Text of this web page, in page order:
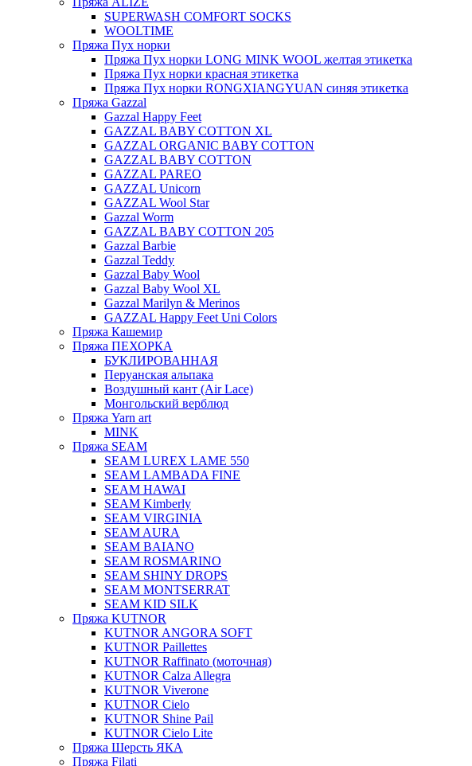
SUPERWASH COMFORT SOCKS
WOOLTIME
Пряжа Пух норки
Пряжа Пух норки LONG MINK WOOL желтая этикетка
Пряжа Пух норки красная этикетка
Пряжа Пух норки RONGXIANGYUAN синяя этикетка
Пряжа Gazzal
Gazzal Happy Feet
GAZZAL BABY COTTON XL
GAZZAL ORGANIC BABY COTTON
GAZZAL BABY COTTON
GAZZAL PAREO
GAZZAL Unicorn
GAZZAL Wool Star
Gazzal Worm
GAZZAL BABY COTTON 205
Gazzal Barbie
Gazzal Teddy
Gazzal Baby Wool
Gazzal Baby Wool XL
Gazzal Marilyn & Merinos
GAZZAL Happy Feet Uni Colors
Пряжа Кашемир
Пряжа ПЕХОРКА
БУКЛИРОВАННАЯ
Перуанская альпака
Воздушный кант (Air Lace)
Монгольский верблюд
Пряжа Yarn art
MINK
Пряжа SEAM
SEAM LUREX LAME 550
SEAM LAMBADA FINE
SEAM HAWAI
SEAM Kimberly
SEAM VIRGINIA
SEAM AURA
SEAM BAIANO
SEAM ROSMARINO
SEAM SHINY DROPS
SEAM MONTSERRAT
SEAM KID SILK
Пряжа KUTNOR
KUTNOR ANGORA SOFT
KUTNOR Paillettes
KUTNOR Raffinato (моточная)
KUTNOR Calza Allegra
KUTNOR Viverone
KUTNOR Cielo
KUTNOR Shine Pail
KUTNOR Cielo Lite
Пряжа Шерсть ЯКА
Пряжа Filati